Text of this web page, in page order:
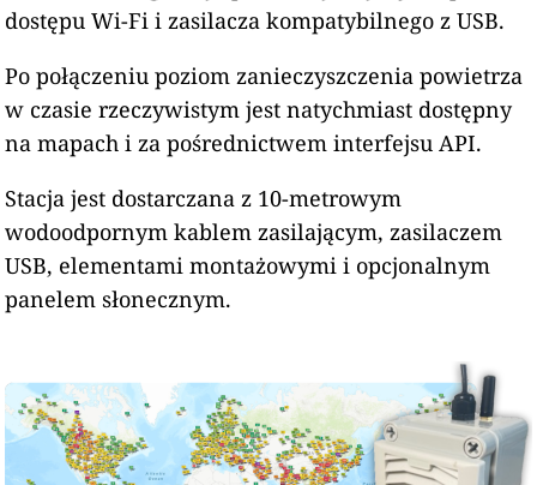
dostępu Wi-Fi i zasilacza kompatybilnego z USB.
Po połączeniu poziom zanieczyszczenia powietrza
w czasie rzeczywistym jest natychmiast dostępny
na mapach i za pośrednictwem interfejsu API.
Stacja jest dostarczana z 10-metrowym
wodoodpornym kablem zasilającym, zasilaczem
USB, elementami montażowymi i opcjonalnym
panelem słonecznym.